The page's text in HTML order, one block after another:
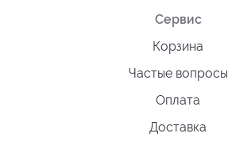
Сервис
Корзина
Частые вопросы
Оплата
Доставка